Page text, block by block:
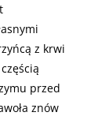
z krwi
przed
znów